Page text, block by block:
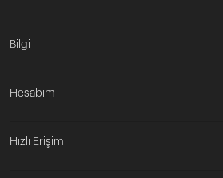
Bilgi
Hesabım
Hızlı Erişim